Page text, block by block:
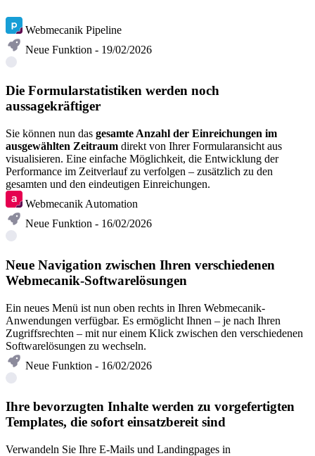
Webmecanik Pipeline
Neue Funktion - 19/02/2026
Die Formularstatistiken werden noch
aussagekräftiger
Sie können nun das gesamte Anzahl der Einreichungen im
ausgewählten Zeitraum direkt von Ihrer Formularansicht aus
visualisieren. Eine einfache Möglichkeit, die Entwicklung der
Performance im Zeitverlauf zu verfolgen – zusätzlich zu den
gesamten und den eindeutigen Einreichungen.
Webmecanik Automation
Neue Funktion - 16/02/2026
Neue Navigation zwischen Ihren verschiedenen
Webmecanik-Softwarelösungen
Ein neues Menü ist nun oben rechts in Ihren Webmecanik-
Anwendungen verfügbar. Es ermöglicht Ihnen – je nach Ihren
Zugriffsrechten – mit nur einem Klick zwischen den verschiedenen
Softwarelösungen zu wechseln.
Neue Funktion - 16/02/2026
Ihre bevorzugten Inhalte werden zu vorgefertigten
Templates, die sofort einsatzbereit sind
Verwandeln Sie Ihre E-Mails und Landingpages in